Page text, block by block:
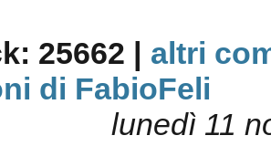
25662 | altri
di FabioFeli
lunedì 11